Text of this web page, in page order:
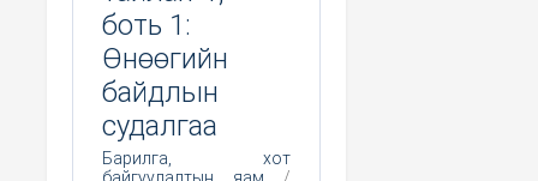
боть 1:
Өнөөгийн
байдлын
судалгаа
Барилга, хот
байгуулалтын яам /